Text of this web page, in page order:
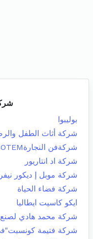
بوليبوا
شركة أثاث الطفل
شركةفن النجارةSOTEM
شركة اد انتاريور
شركة موبل إ ديكور
شركة فضاء الحياة
ايكو كاسيت ايطاليا
شركة محمد هادي لصنع
شركة فتيمة